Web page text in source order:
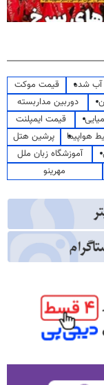
آب شده
قیمت موکت
دوربین مداربسته
قیمت ایمپلنت
هواپیما
پرشین هتل
آموزشگاه زبان ملل
مهرینو